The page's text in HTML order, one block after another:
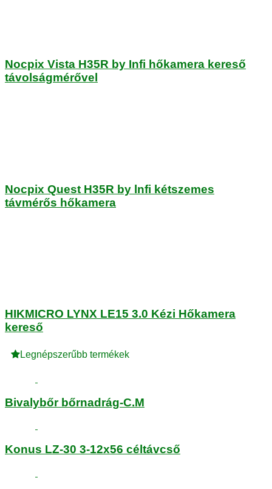
Nocpix Vista H35R by Infi hőkamera kereső
távolságmérővel
Nocpix Quest H35R by lnfi kétszemes
távmérős hőkamera
HIKMICRO LYNX LE15 3.0 Kézi Hőkamera
kereső
Legnépszerűbb termékek
Bivalybőr bőrnadrág-C.M
Konus LZ-30 3-12x56 céltávcső